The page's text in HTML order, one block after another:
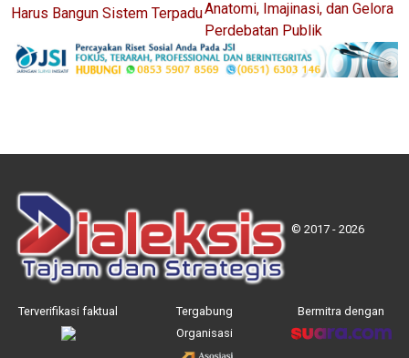
Harus Bangun Sistem TerpaduAnatomi, Imajinasi, dan Gelora
Perdebatan Publik
© 2017 - 2026
Terverifikasi faktual
Tergabung
Organisasi
Bermitra dengan